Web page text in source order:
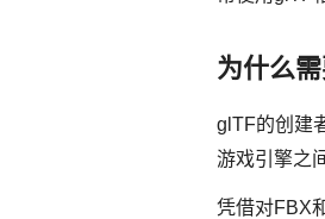
为什么需
glTF的创建
游戏引擎之
凭借对FBX